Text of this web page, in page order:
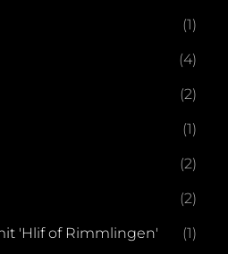
(1)
(4)
(2)
(1)
(2)
(2)
'Hlif of Rimmlingen' (1)